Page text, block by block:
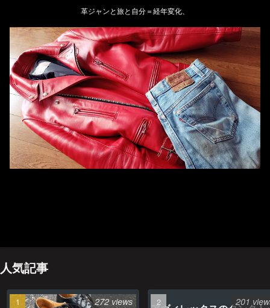
革ジャンと旅と自分＝経年変化、
人気記事
272 views 201